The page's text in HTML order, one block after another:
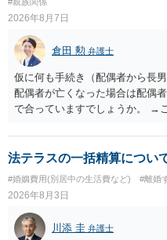
2026年8月7日
倉田 勲 弁護士
仮に何も手続き（配偶者から長
配偶者が亡くなった場合は配偶
で合っていますでしょうか。 →
完全に所有する場合は、他の相
償金の支払いが必要になります。
法テラスの一括精算につい
#婚姻費用(別居中の生活費など) #離婚
2026年8月3日
川添 圭 弁護士